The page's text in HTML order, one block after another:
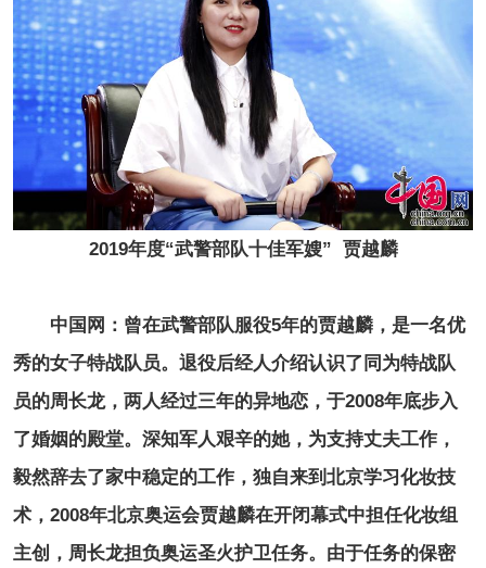
2019年度“武警部队十佳军嫂” 贾越麟
中国网：曾在武警部队服役5年的贾越麟，是一名优
秀的女子特战队员。退役后经人介绍认识了同为特战队
员的周长龙，两人经过三年的异地恋，于2008年底步入
了婚姻的殿堂。深知军人艰辛的她，为支持丈夫工作，
毅然辞去了家中稳定的工作，独自来到北京学习化妆技
术，2008年北京奥运会贾越麟在开闭幕式中担任化妆组
主创，周长龙担负奥运圣火护卫任务。由于任务的保密